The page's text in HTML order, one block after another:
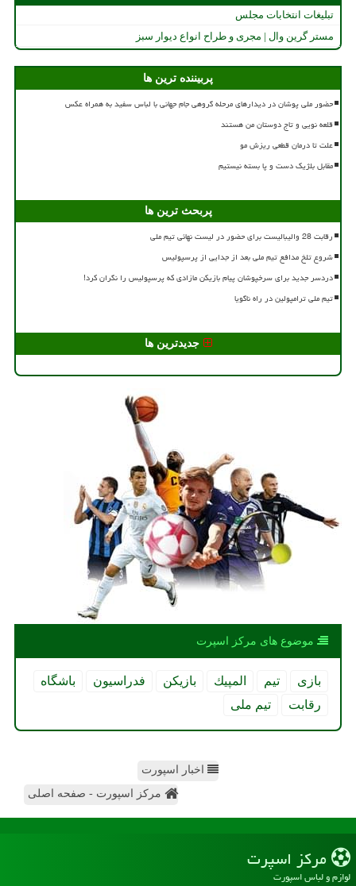
تبلیغات انتخابات مجلس
مستر گرین وال | مجری و طراح انواع دیوار سبز
پربیننده ترین ها
حضور ملی پوشان در دیدارهای مرحله گروهی جام جهانی با لباس سفید به همراه عکس
قلعه نویی و تاج دوستان من هستند
علت تا درمان قطعی ریزش مو
مقابل بلژیک دست و پا بسته نیستیم
پربحث ترین ها
رقابت 28 والیبالیست برای حضور در لیست نهائی تیم ملی
شروع تلخ مدافع تیم ملی بعد از جدایی از پرسپولیس
دردسر جدید برای سرخپوشان پیام بازیکن مازادی که پرسپولیس را نگران کرد!
تیم ملی ترامپولین در راه ناگویا
جدیدترین ها
موضوع های مركز اسپرت
بازی تیم المپیك بازیكن فدراسیون
باشگاه
رقابت
تیم ملی
اخبار اسپورت
مرکز اسپورت - صفحه اصلی
مركز اسپرت
لوازم و لباس اسپورت